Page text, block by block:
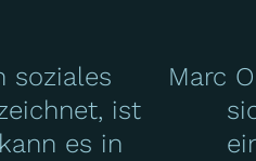
soziales
ist
es in
Marc